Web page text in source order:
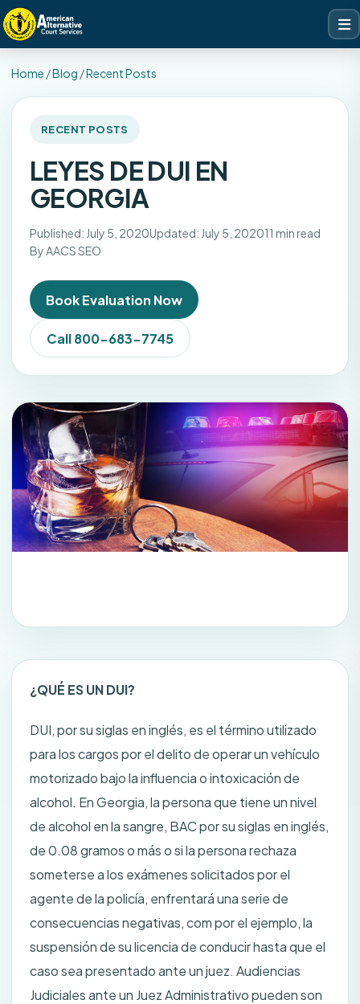
Home /Blog /Recent Posts
RECENT POSTS
LEYES DE DUI EN
GEORGIA
Published: July 5, 2020Updated: July 5, 202011 min read
By AACS SEO
Book Evaluation Now
Call 800-683-7745
¿QUÉ ES UN DUI?
DUI, por su siglas en inglés, es el término utilizado
para los cargos por el delito de operar un vehículo
motorizado bajo la influencia o intoxicación de
alcohol. En Georgia, la persona que tiene un nivel
de alcohol en la sangre, BAC por su siglas en inglés,
de 0.08 gramos o más o si la persona rechaza
someterse a los exámenes solicitados por el
agente de la policía, enfrentará una serie de
consecuencias negativas, com por el ejemplo, la
suspensión de su licencia de conducir hasta que el
caso sea presentado ante un juez. Audiencias
Judiciales ante un Juez Administrativo pueden son